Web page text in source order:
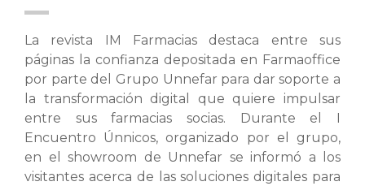
La revista IM Farmacias destaca entre sus
páginas la confianza depositada en Farmaoffice
por parte del Grupo Unnefar para dar soporte a
la transformación digital que quiere impulsar
entre sus farmacias socias. Durante el I
Encuentro Únnicos, organizado por el grupo,
en el showroom de Unnefar se informó a los
visitantes acerca de las soluciones digitales para